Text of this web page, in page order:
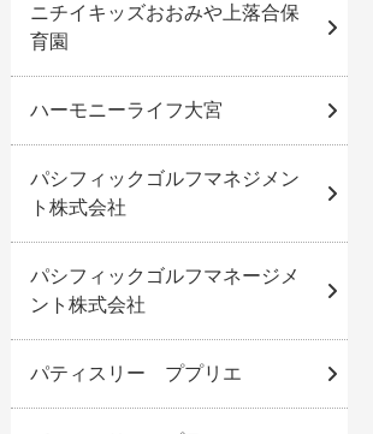
ニチイキッズおおみや上落合保
育園
ハーモニーライフ大宮
パシフィックゴルフマネジメン
ト株式会社
パシフィックゴルフマネージメ
ント株式会社
パティスリー ププリエ